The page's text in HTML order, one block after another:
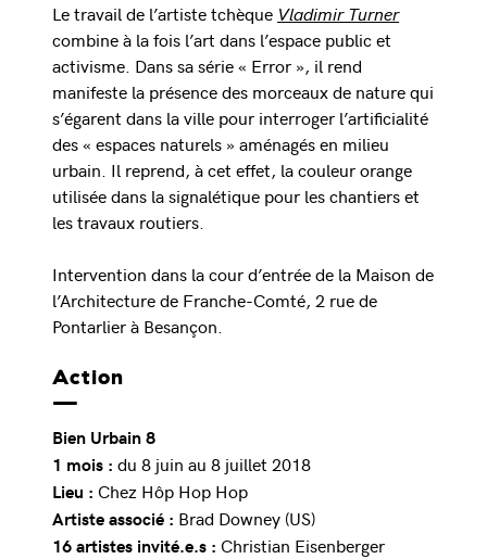
Le travail de l’artiste tchèque Vladimir Turner
combine à la fois l’art dans l’espace public et
activisme. Dans sa série « Error », il rend
manifeste la présence des morceaux de nature qui
s’égarent dans la ville pour interroger l’artificialité
des « espaces naturels » aménagés en milieu
urbain. Il reprend, à cet effet, la couleur orange
utilisée dans la signalétique pour les chantiers et
les travaux routiers.
Intervention dans la cour d’entrée de la Maison de
l’Architecture de Franche-Comté, 2 rue de
Pontarlier à Besançon.
Action
Bien Urbain 8
1 mois : du 8 juin au 8 juillet 2018
Lieu : Chez Hôp Hop Hop
Artiste associé : Brad Downey (US)
16 artistes invité.e.s : Christian Eisenberger